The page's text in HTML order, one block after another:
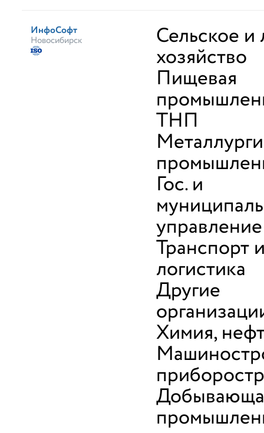
ИнфоСофт
Новосибирск Сельское и
хозяйство
Пищевая
ТНП
Гос. и
управление
Транспорт
логистика
Другие
Химия,